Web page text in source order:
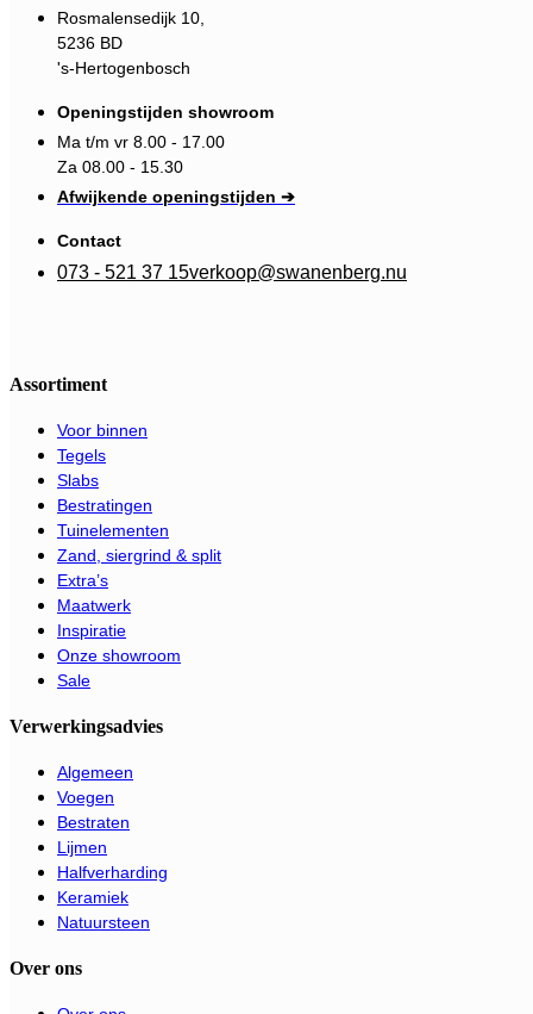
Rosmalensedijk 10,
5236 BD
's-Hertogenbosch
Openingstijden showroom
Ma t/m vr 8.00 - 17.00
Za 08.00 - 15.30
Afwijkende openingstijden ➔
Contact
073 - 521 37 15verkoop@swanenberg.nu
Assortiment
Voor binnen
Tegels
Slabs
Bestratingen
Tuinelementen
Zand, siergrind & split
Extra’s
Maatwerk
Inspiratie
Onze showroom
Sale
Verwerkingsadvies
Algemeen
Voegen
Bestraten
Lijmen
Halfverharding
Keramiek
Natuursteen
Over ons